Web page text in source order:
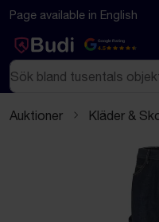
Hoppa till innehåll
Textbaserad (markdown)
Page available in English
Google Rating
4.5
Sök
Auktioner Kläder &